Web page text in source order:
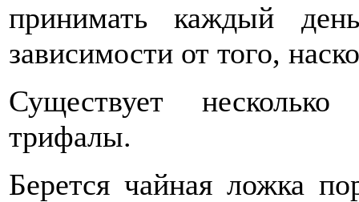
принимать каждый
зависимости от того,
Существует
трифалы.
Берется чайная ложка